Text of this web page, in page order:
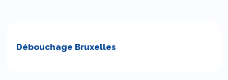
Débouchage Bruxelles